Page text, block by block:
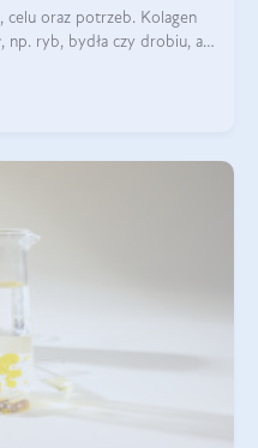
celu oraz potrzeb. Kolagen
np. ryb, bydła czy drobiu, a